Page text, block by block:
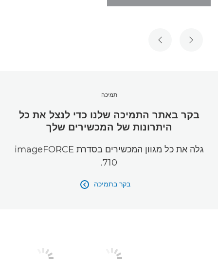
השקופית הקודמתהשקופית הבאה
תמיכה
בקר באתר התמיכה שלנו כדי לנצל את כל
היתרונות של המכשירים שלך
גלה את כל מגוון המכשירים בסדרת imageFORCE
710.
בקר בתמיכה 